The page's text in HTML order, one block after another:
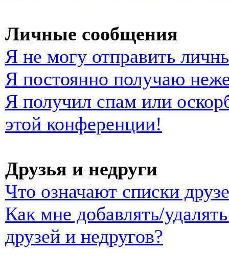
Личные сообщения
Я не могу отправить
Я постоянно получаю
Я получил спам или
этой конференции!
Друзья и недруги
Что означают списки
Как мне добавлять/
друзей и недругов?